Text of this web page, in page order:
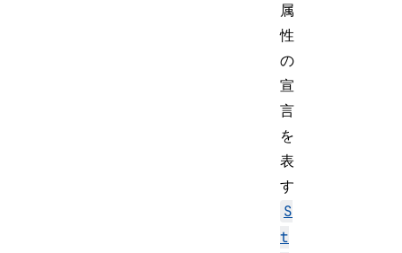
属
性
の
宣
言
を
表
す
S
t